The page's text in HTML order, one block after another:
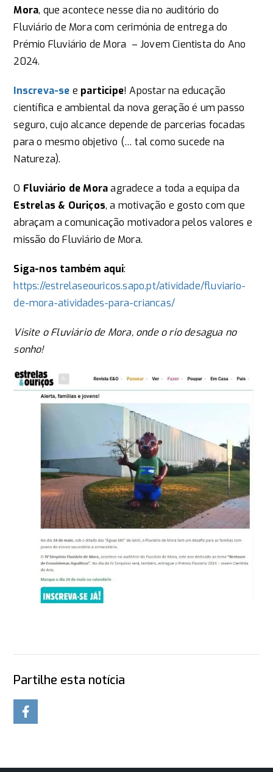
Mora, que acontece nesse dia no auditório do
Fluviário de Mora com cerimónia de entrega do
Prémio Fluviário de Mora – Jovem Cientista do Ano
2024.
Inscreva-se e participe! Apostar na educação
científica e ambiental da nova geração é um passo
seguro, cujo alcance depende de parcerias focadas
para o mesmo objetivo (… tal como sucede na
Natureza).
O Fluviário de Moraagradece a toda a equipa da
Estrelas & Ouriços, a motivação e gosto com que
abraçam a comunicação motivadora pelos valores e
missão do Fluviário de Mora.
Siga-nos também aqui:
https://estrelaseouricos.sapo.pt/atividade/fluviario-
de-mora-atividades-para-criancas/
Visite o Fluviário de Mora, onde o rio desagua no
sonho!
Partilhe esta notícia